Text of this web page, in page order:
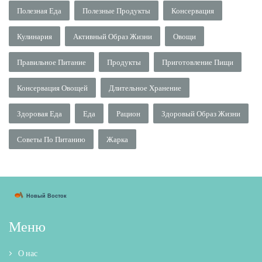
Полезная Еда Полезные Продукты Консервация
Кулинария Активный Образ Жизни Овощи
Правильное Питание Продукты Приготовление Пищи
Консервация Овощей Длительное Хранение
Здоровая Еда Еда Рацион Здоровый Образ Жизни
Советы По Питанию Жарка
Меню
О нас